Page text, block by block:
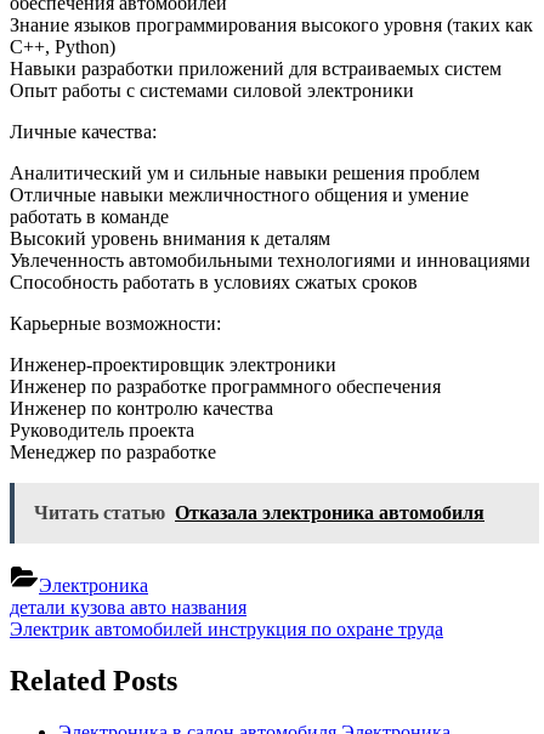
Знание языков программирования высокого уровня (таких как
C++, Python)
Навыки разработки приложений для встраиваемых систем
Опыт работы с системами силовой электроники
Личные качества:
Аналитический ум и сильные навыки решения проблем
Отличные навыки межличностного общения и умение
работать в команде
Высокий уровень внимания к деталям
Увлеченность автомобильными технологиями и инновациями
Способность работать в условиях сжатых сроков
Карьерные возможности:
Инженер-проектировщик электроники
Инженер по разработке программного обеспечения
Инженер по контролю качества
Руководитель проекта
Менеджер по разработке
Читать статью Отказала электроника автомобиля
Электроника
Навигация
по
записям
Previous
Post:
детали кузова авто названия
Next
Электрик автомобилей инструкция по охране труда
Related Posts